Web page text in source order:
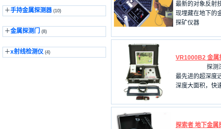
＋手持金属探测器 (10)
＋金属探测门 (8)
＋x射线检测仪 (4)
最新的对象反射
现埋藏在地下的
探矿仪器
VR1000B2 金属
探
最先进的超深度
深度大面积，快
探索者 地下金属